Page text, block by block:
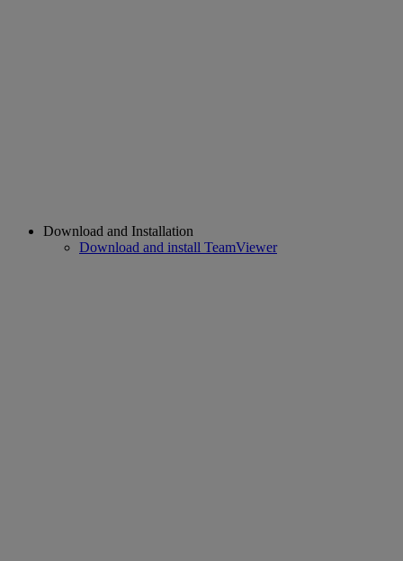
Download and Installation
Download and install TeamViewer